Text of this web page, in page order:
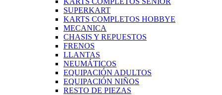
SUPERKART
KARTS COMPLETOS HOBBYE
MECANICA
CHASIS Y REPUESTOS
FRENOS
LLANTAS
NEUMÁTICOS
EQUIPACIÓN ADULTOS
EQUIPACIÓN NIÑOS
RESTO DE PIEZAS